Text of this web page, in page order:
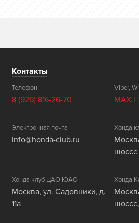
Контакты
Телефон
8 (926) 816-26-70
Viber,
MAX |
Электронная почта
info@honda-club.ru
Хонда
шоссе
Хонда клуб ЦАО ЮАО
Москва, ул. Садовники, д.
11а
Хонда